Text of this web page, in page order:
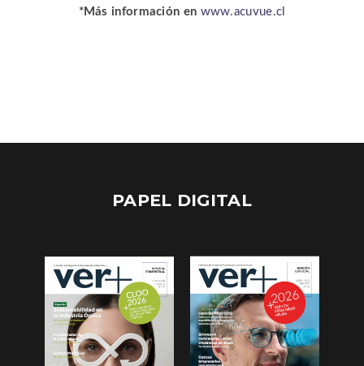
*Más información en www.acuvue.cl
PAPEL DIGITAL